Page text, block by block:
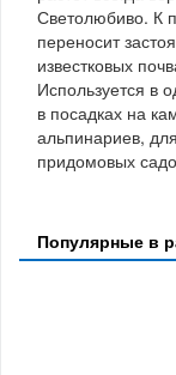
Светолюбиво. К
переносит
известковых
Используется в
в посадках на
альпинариев,
придомовых
Популярные в